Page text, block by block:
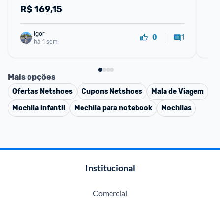
Transversal Compartimento Lateral Bolsa Ac
R$169,15
Igor
há 1 sem
0 1
Mais opções
Ofertas Netshoes Cupons Netshoes
Mala de Viagem
Mochila infantil
Mochila para notebook Mochilas
Institucional
Comercial